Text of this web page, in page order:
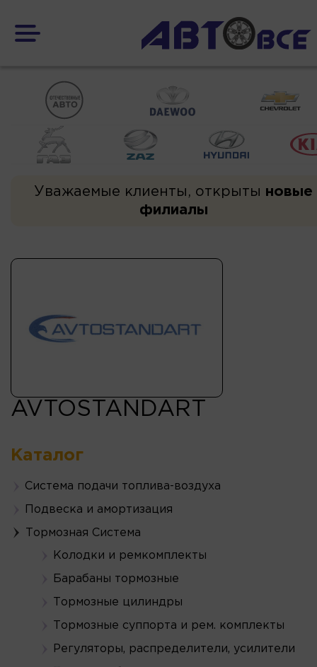
Уважаемые клиенты, открыты новые
филиалы
AVTOSTANDART
Каталог
Система подачи топлива-воздуха
Подвеска и амортизация
Тормозная Система
Колодки и ремкомплекты
Барабаны тормозные
Тормозные цилиндры
Тормозные суппорта и рем. комплекты
Регуляторы, распределители, усилители